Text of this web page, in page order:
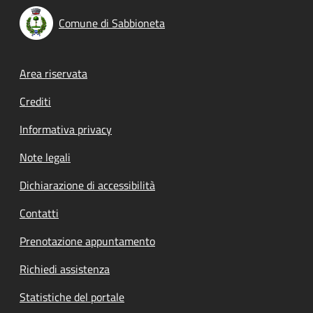
Comune di Sabbioneta
Footer menu
Area riservata
Crediti
Informativa privacy
Note legali
Dichiarazione di accessibilità
Contatti
Prenotazione appuntamento
Richiedi assistenza
Statistiche del portale